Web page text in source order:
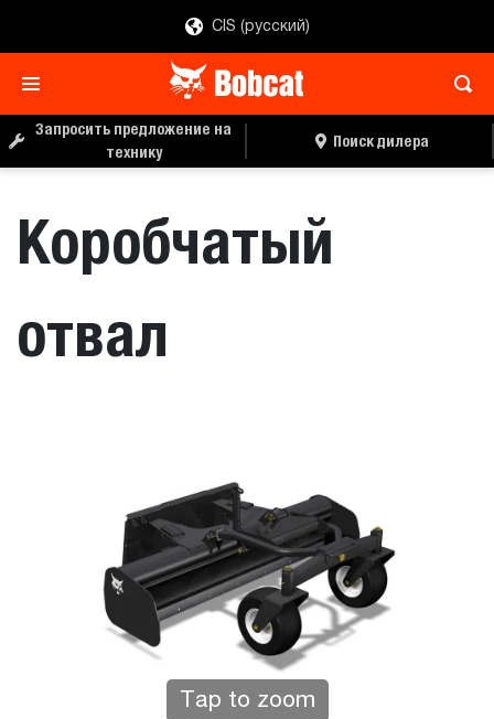
CIS (русский)
Запросить предложение на
технику
Поиск дилера
Коробчатый
отвал
Tap to zoom
ЗАПРОС ЦЕНЫ ПОИСК ДИЛЕРА